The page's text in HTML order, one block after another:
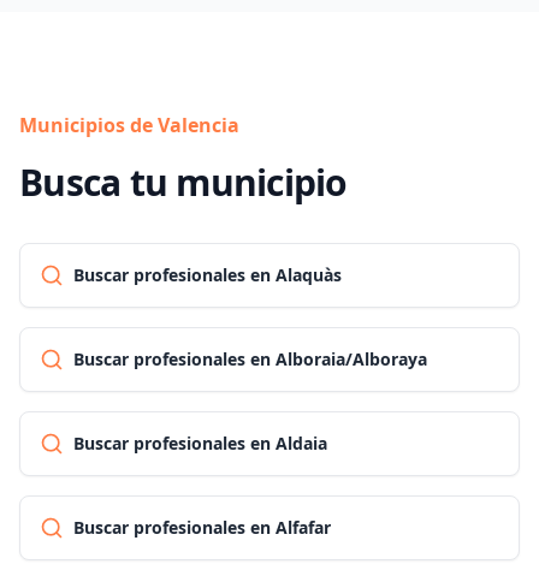
Municipios de Valencia
Busca tu municipio
Buscar profesionales en Alaquàs
Buscar profesionales en Alboraia/Alboraya
Buscar profesionales en Aldaia
Buscar profesionales en Alfafar